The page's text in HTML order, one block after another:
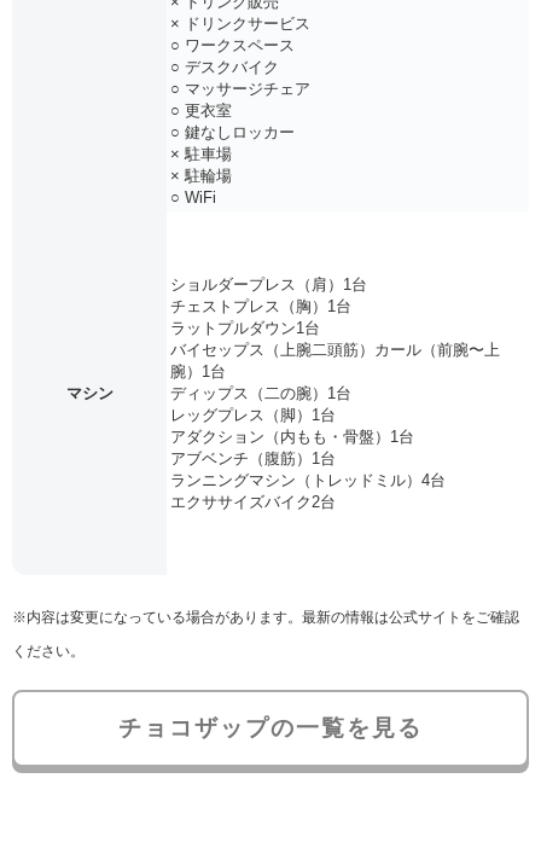
× ドリンクサービス
○ ワークスペース
○ デスクバイク
○ マッサージチェア
○ 更衣室
○ 鍵なしロッカー
× 駐車場
× 駐輪場
○ WiFi
マシン
ショルダープレス（肩）1台
チェストプレス（胸）1台
ラットプルダウン1台
バイセップス（上腕二頭筋）カール（前腕〜上
腕）1台
ディップス（二の腕）1台
レッグプレス（脚）1台
アダクション（内もも・骨盤）1台
アブベンチ（腹筋）1台
ランニングマシン（トレッドミル）4台
エクササイズバイク2台
※内容は変更になっている場合があります。最新の情報は公式サイトをご確認
ください。
チョコザップの一覧を見る